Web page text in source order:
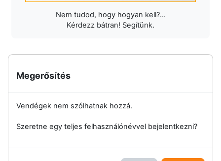
Nem tudod, hogy hogyan kell?...
Kérdezz bátran! Segítünk.
Megerősítés
Vendégek nem szólhatnak hozzá.
Szeretne egy teljes felhasználónévvel bejelentkezni?